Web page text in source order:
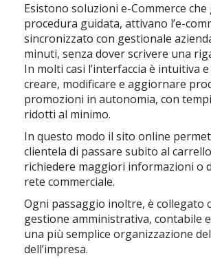
Esistono soluzioni e-Commerce che
procedura guidata, attivano l’e-
sincronizzato con gestionale
minuti, senza dover scrivere una
In molti casi l’interfaccia è intuitiva
creare, modificare e aggiornare
promozioni in autonomia, con
ridotti al minimo.
In questo modo il sito online
clientela di passare subito al
richiedere maggiori informazioni o
rete commerciale.
Ogni passaggio inoltre, è collegato
gestione amministrativa, contabile
una più semplice organizzazione
dell’impresa.